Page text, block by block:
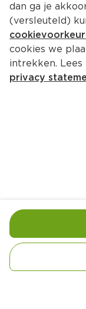
dan ga je
(versleuteld)
cookies we
intrekken. Lees
privacy